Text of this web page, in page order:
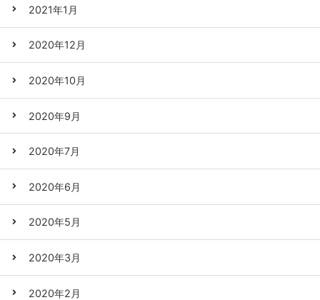
2021年1月
2020年12月
2020年10月
2020年9月
2020年7月
2020年6月
2020年5月
2020年3月
2020年2月